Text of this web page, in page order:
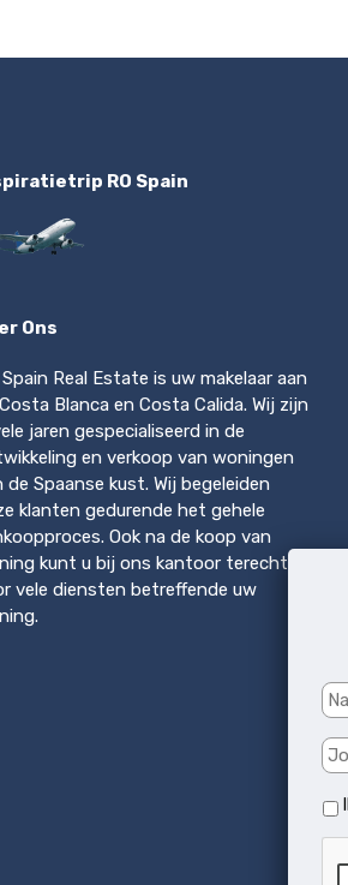
RO Spain
Ons
Spain Real Estate is uw makelaar aan
Blanca en Costa Calida. Wij zijn
jaren gespecialiseerd in de
en verkoop van woningen
de Spaanse kust. Wij begeleiden
klanten gedurende het gehele
Ook na de koop van
kunt u bij ons kantoor terecht
vele diensten betreffende uw